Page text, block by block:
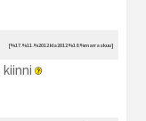
[%17.%11.%2012 kla2012 %18:%marraskuu]
kiinni